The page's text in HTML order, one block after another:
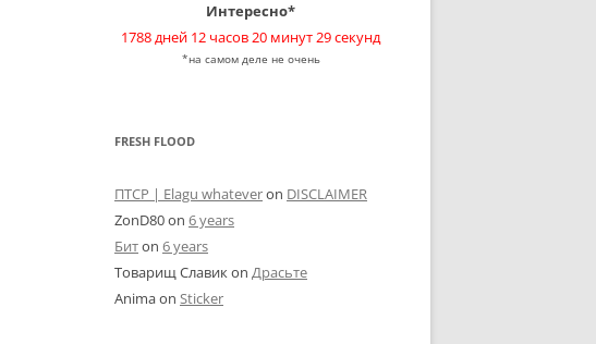
Интересно*
1788 дней 12 часов 20 минут 29 секунд
*на самом деле не очень
FRESH FLOOD
ПТСР | Elagu whateveron DISCLAIMER
ZonD80on 6 years
Битon 6 years
Товарищ Славикon Драсьте
Animaon Sticker